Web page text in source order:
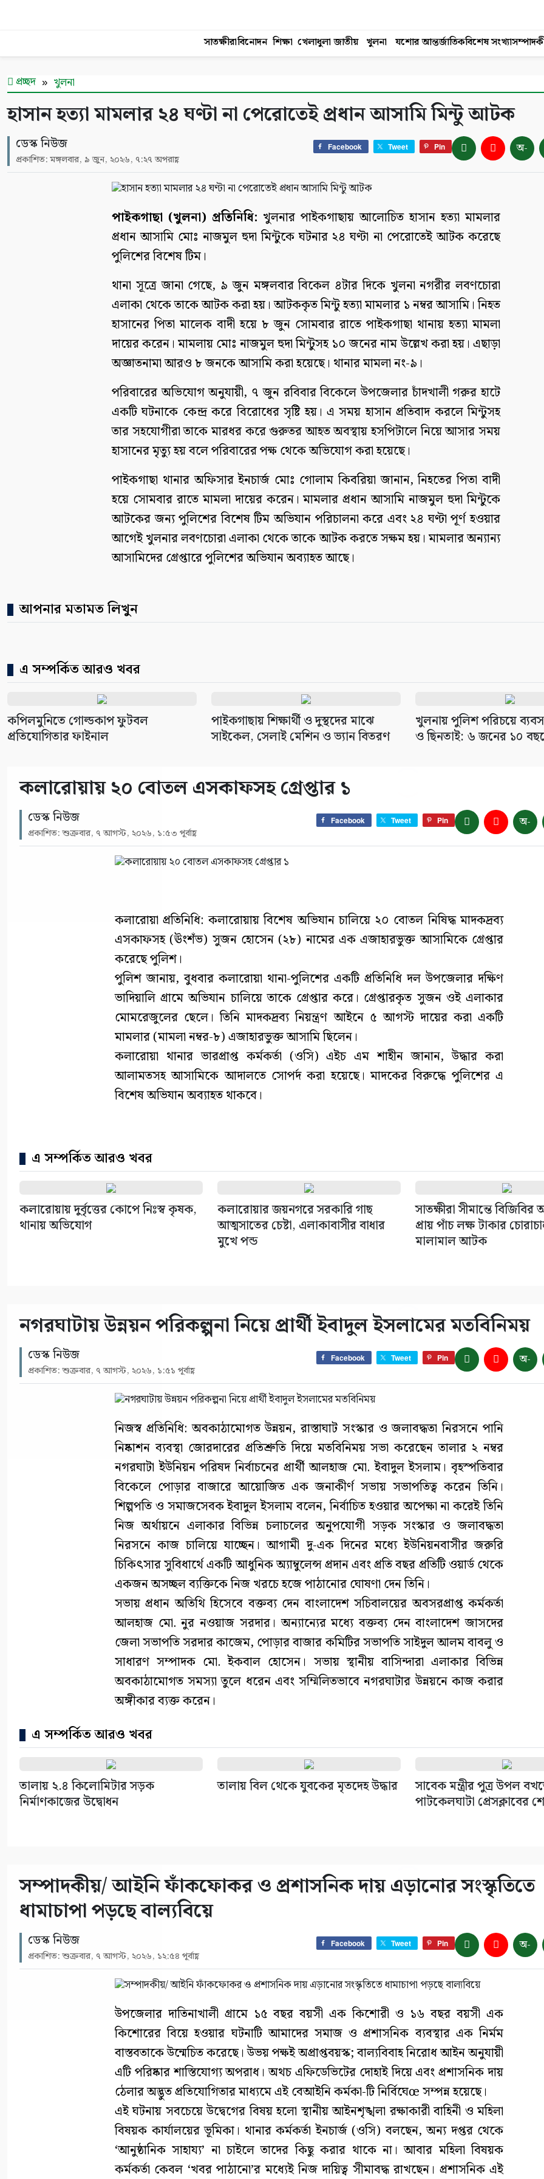
সাতক্ষীরাবিনোদন শিক্ষা খেলাধুলা জাতীয় খুলনা যশোর আন্তর্জাতিকবিশেষ সংখ্যা
প্রচ্ছদ খুলনা
হাসান হত্যা মামলার ২৪ ঘণ্টা না পেরোতেই প্রধান আসামি মিন্টু আটক
ডেস্ক নিউজ
প্রকাশিত: মঙ্গলবার, ৯ জুন, ২০২৬, ৭:২৭ অপরাহ্ণ
Facebook Tweet Pin অ-
পাইকগাছা (খুলনা) প্রতিনিধি: খুলনার পাইকগাছায় আলোচিত হাসান হত্যা মামলার
প্রধান আসামি মোঃ নাজমুল হুদা মিন্টুকে ঘটনার ২৪ ঘণ্টা না পেরোতেই আটক করেছে
পুলিশের বিশেষ টিম।
থানা সূত্রে জানা গেছে, ৯ জুন মঙ্গলবার বিকেল ৪টার দিকে খুলনা নগরীর লবণচোরা
এলাকা থেকে তাকে আটক করা হয়। আটককৃত মিন্টু হত্যা মামলার ১ নম্বর আসামি। নিহত
হাসানের পিতা মালেক বাদী হয়ে ৮ জুন সোমবার রাতে পাইকগাছা থানায় হত্যা মামলা
দায়ের করেন। মামলায় মোঃ নাজমুল হুদা মিন্টুসহ ১০ জনের নাম উল্লেখ করা হয়। এছাড়া
অজ্ঞাতনামা আরও ৮ জনকে আসামি করা হয়েছে। থানার মামলা নং-৯।
পরিবারের অভিযোগ অনুযায়ী, ৭ জুন রবিবার বিকেলে উপজেলার চাঁদখালী গরুর হাটে
একটি ঘটনাকে কেন্দ্র করে বিরোধের সৃষ্টি হয়। এ সময় হাসান প্রতিবাদ করলে মিন্টুসহ
তার সহযোগীরা তাকে মারধর করে গুরুতর আহত অবস্থায় হসপিটালে নিয়ে আসার সময়
হাসানের মৃত্যু হয় বলে পরিবারের পক্ষ থেকে অভিযোগ করা হয়েছে।
পাইকগাছা থানার অফিসার ইনচার্জ মোঃ গোলাম কিবরিয়া জানান, নিহতের পিতা বাদী
হয়ে সোমবার রাতে মামলা দায়ের করেন। মামলার প্রধান আসামি নাজমুল হুদা মিন্টুকে
আটকের জন্য পুলিশের বিশেষ টিম অভিযান পরিচালনা করে এবং ২৪ ঘণ্টা পূর্ণ হওয়ার
আগেই খুলনার লবণচোরা এলাকা থেকে তাকে আটক করতে সক্ষম হয়। মামলার অন্যান্য
আসামিদের গ্রেপ্তারে পুলিশের অভিযান অব্যাহত আছে।
আপনার মতামত লিখুন
এ সম্পর্কিত আরও খবর
কপিলমুনিতে গোল্ডকাপ ফুটবল
প্রতিযোগিতার ফাইনাল
পাইকগাছায় শিক্ষার্থী ও দুস্থদের মাঝে
সাইকেল, সেলাই মেশিন ও ভ্যান বিতরণ
খুলনায় পুলিশ পরিচয়ে
ও ছিনতাই: ৬ জনের ১০
কলারোয়ায় ২০ বোতল এসকাফসহ গ্রেপ্তার ১
ডেস্ক নিউজ
প্রকাশিত: শুক্রবার, ৭ আগস্ট, ২০২৬, ১:৫৩ পূর্বাহ্ণ
Facebook Tweet Pin অ-
কলারোয়া প্রতিনিধি: কলারোয়ায় বিশেষ অভিযান চালিয়ে ২০ বোতল নিষিদ্ধ মাদকদ্রব্য
এসকাফসহ (ঊংশঁভ) সুজন হোসেন (২৮) নামের এক এজাহারভুক্ত আসামিকে গ্রেপ্তার
করেছে পুলিশ।
পুলিশ জানায়, বুধবার কলারোয়া থানা-পুলিশের একটি প্রতিনিধি দল উপজেলার দক্ষিণ
ভাদিয়ালি গ্রামে অভিযান চালিয়ে তাকে গ্রেপ্তার করে। গ্রেপ্তারকৃত সুজন ওই এলাকার
মোমরেজুলের ছেলে। তিনি মাদকদ্রব্য নিয়ন্ত্রণ আইনে ৫ আগস্ট দায়ের করা একটি
মামলার (মামলা নম্বর-৮) এজাহারভুক্ত আসামি ছিলেন।
কলারোয়া থানার ভারপ্রাপ্ত কর্মকর্তা (ওসি) এইচ এম শাহীন জানান, উদ্ধার করা
আলামতসহ আসামিকে আদালতে সোপর্দ করা হয়েছে। মাদকের বিরুদ্ধে পুলিশের এ
বিশেষ অভিযান অব্যাহত থাকবে।
এ সম্পর্কিত আরও খবর
কলারোয়ায় দুর্বৃত্তের কোপে নিঃস্ব কৃষক,
থানায় অভিযোগ
কলারোয়ার জয়নগরে সরকারি গাছ
আত্মসাতের চেষ্টা, এলাকাবাসীর বাধার
মুখে পন্ড
সাতক্ষীরা সীমান্তে বিজিবির
প্রায় পাঁচ লক্ষ টাকার
মালামাল আটক
নগরঘাটায় উন্নয়ন পরিকল্পনা নিয়ে প্রার্থী ইবাদুল ইসলামের মতবিনিময়
ডেস্ক নিউজ
প্রকাশিত: শুক্রবার, ৭ আগস্ট, ২০২৬, ১:৫১ পূর্বাহ্ণ
Facebook Tweet Pin অ-
নিজস্ব প্রতিনিধি: অবকাঠামোগত উন্নয়ন, রাস্তাঘাট সংস্কার ও জলাবদ্ধতা নিরসনে পানি
নিষ্কাশন ব্যবস্থা জোরদারের প্রতিশ্রুতি দিয়ে মতবিনিময় সভা করেছেন তালার ২ নম্বর
নগরঘাটা ইউনিয়ন পরিষদ নির্বাচনের প্রার্থী আলহাজ মো. ইবাদুল ইসলাম। বৃহস্পতিবার
বিকেলে পোড়ার বাজারে আয়োজিত এক জনাকীর্ণ সভায় সভাপতিত্ব করেন তিনি।
শিল্পপতি ও সমাজসেবক ইবাদুল ইসলাম বলেন, নির্বাচিত হওয়ার অপেক্ষা না করেই তিনি
নিজ অর্থায়নে এলাকার বিভিন্ন চলাচলের অনুপযোগী সড়ক সংস্কার ও জলাবদ্ধতা
নিরসনে কাজ চালিয়ে যাচ্ছেন। আগামী দু-এক দিনের মধ্যে ইউনিয়নবাসীর জরুরি
চিকিৎসার সুবিধার্থে একটি আধুনিক অ্যাম্বুলেন্স প্রদান এবং প্রতি বছর প্রতিটি ওয়ার্ড থেকে
একজন অসচ্ছল ব্যক্তিকে নিজ খরচে হজে পাঠানোর ঘোষণা দেন তিনি।
সভায় প্রধান অতিথি হিসেবে বক্তব্য দেন বাংলাদেশ সচিবালয়ের অবসরপ্রাপ্ত কর্মকর্তা
আলহাজ মো. নুর নওয়াজ সরদার। অন্যান্যের মধ্যে বক্তব্য দেন বাংলাদেশ জাসদের
জেলা সভাপতি সরদার কাজেম, পোড়ার বাজার কমিটির সভাপতি সাইদুল আলম বাবলু ও
সাধারণ সম্পাদক মো. ইকবাল হোসেন। সভায় স্থানীয় বাসিন্দারা এলাকার বিভিন্ন
অবকাঠামোগত সমস্যা তুলে ধরেন এবং সম্মিলিতভাবে নগরঘাটার উন্নয়নে কাজ করার
অঙ্গীকার ব্যক্ত করেন।
এ সম্পর্কিত আরও খবর
তালায় ২.৪ কিলোমিটার সড়ক
নির্মাণকাজের উদ্বোধন
তালায় বিল থেকে যুবকের মৃতদেহ উদ্ধার
সাবেক মন্ত্রীর পুত্র উপল
পাটকেলঘাটা প্রেসক্লাবের
সম্পাদকীয়/ আইনি ফাঁকফোকর ও প্রশাসনিক দায় এড়ানোর সংস্কৃতিতে
ধামাচাপা পড়ছে বাল্যবিয়ে
ডেস্ক নিউজ
প্রকাশিত: শুক্রবার, ৭ আগস্ট, ২০২৬, ১২:৫৪ পূর্বাহ্ণ
Facebook Tweet Pin অ-
উপজেলার দাতিনাখালী গ্রামে ১৫ বছর বয়সী এক কিশোরী ও ১৬ বছর বয়সী এক
কিশোরের বিয়ে হওয়ার ঘটনাটি আমাদের সমাজ ও প্রশাসনিক ব্যবস্থার এক নির্মম
বাস্তবতাকে উন্মেচিত করেছে। উভয় পক্ষই অপ্রাপ্তবয়স্ক; বাল্যবিবাহ নিরোধ আইন অনুযায়ী
এটি পরিষ্কার শাস্তিযোগ্য অপরাধ। অথচ এফিডেভিটের দোহাই দিয়ে এবং প্রশাসনিক দায়
ঠেলার অদ্ভুত প্রতিযোগিতার মাধ্যমে এই বেআইনি কর্মকা-টি নির্বিঘেœ সম্পন্ন হয়েছে।
এই ঘটনায় সবচেয়ে উদ্বেগের বিষয় হলো স্থানীয় আইনশৃঙ্খলা রক্ষাকারী বাহিনী ও মহিলা
বিষয়ক কার্যালয়ের ভূমিকা। থানার কর্মকর্তা ইনচার্জ (ওসি) বলছেন, অন্য দপ্তর থেকে
‘আনুষ্ঠানিক সাহায্য’ না চাইলে তাদের কিছু করার থাকে না। আবার মহিলা বিষয়ক
কর্মকর্তা কেবল ‘খবর পাঠানো’র মধ্যেই নিজ দায়িত্ব সীমাবদ্ধ রাখছেন। প্রশাসনিক এই